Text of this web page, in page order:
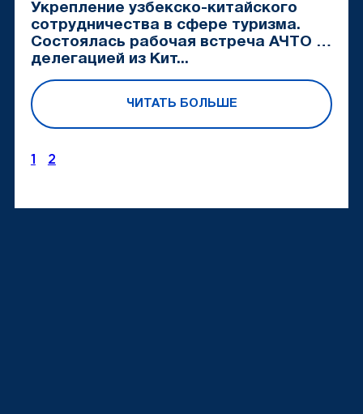
Укрепление узбекско-китайского
сотрудничества в сфере туризма.
Состоялась рабочая встреча АЧТО с
делегацией из Кит...
ЧИТАТЬ БОЛЬШЕ
1 2